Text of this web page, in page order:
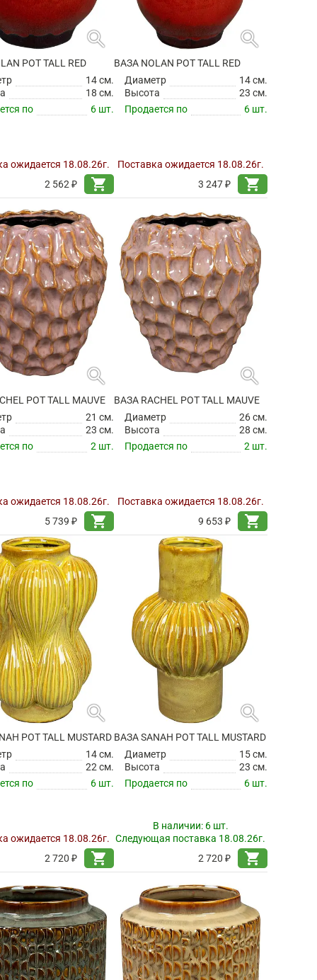
search
POT TALL RED
14 см.
18 см.
по
6 шт.
ожидается 18.08.26г.
2 562 ₽
shopping_cart
search
ВАЗА NOLAN POT TALL RED
Диаметр
14 см.
Высота
23 см.
Продается по
6 шт.
Поставка ожидается 18.08.26г.
3 247 ₽
shopping_cart
search
POT TALL MAUVE
21 см.
23 см.
по
2 шт.
ожидается 18.08.26г.
5 739 ₽
shopping_cart
search
ВАЗА RACHEL POT TALL MAUVE
Диаметр
26 см.
Высота
28 см.
Продается по
2 шт.
Поставка ожидается 18.08.26г.
9 653 ₽
shopping_cart
search
POT TALL MUSTARD
14 см.
22 см.
по
6 шт.
ожидается 18.08.26г.
2 720 ₽
shopping_cart
search
ВАЗА SANAH POT TALL MUSTARD
Диаметр
15 см.
Высота
23 см.
Продается по
6 шт.
В наличии: 6 шт.
Следующая поставка 18.08.26г.
2 720 ₽
shopping_cart